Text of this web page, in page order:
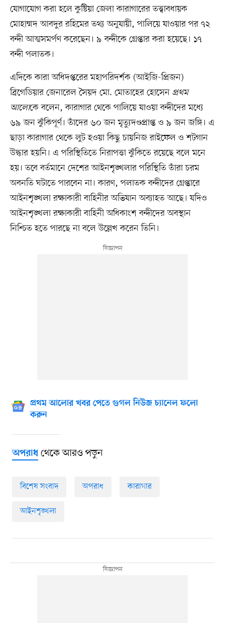
যোগাযোগ করা হলে কুষ্টিয়া জেলা কারাগারের তত্ত্বাবধায়ক
মোহাম্মদ আবদুর রহিমের তথ্য অনুযায়ী, পালিয়ে যাওয়ার পর ৭২
বন্দী আত্মসমর্পণ করেছেন। ৯ বন্দীকে গ্রেপ্তার করা হয়েছে। ১৭
বন্দী পলাতক।
এদিকে কারা অধিদপ্তরের মহাপরিদর্শক (আইজি-প্রিজন)
ব্রিগেডিয়ার জেনারেল সৈয়দ মো. মোতাহের হোসেন প্রথম
আলোকে বলেন, কারাগার থেকে পালিয়ে যাওয়া বন্দীদের মধ্যে
৬৯ জন ঝুঁকিপূর্ণ। তাঁদের ৬০ জন মৃত্যুদণ্ডপ্রাপ্ত ও ৯ জন জঙ্গি। এ
ছাড়া কারাগার থেকে লুট হওয়া কিছু চায়নিজ রাইফেল ও শটগান
উদ্ধার হয়নি। এ পরিস্থিতিতে নিরাপত্তা ঝুঁকিতে রয়েছে বলে মনে
হয়। তবে বর্তমানে দেশের আইনশৃঙ্খলার পরিস্থিতি তাঁরা চরম
অবনতি ঘটাতে পারবেন না। কারণ, পলাতক বন্দীদের গ্রেপ্তারে
আইনশৃঙ্খলা রক্ষাকারী বাহিনীর অভিযান অব্যাহত আছে। যদিও
আইনশৃঙ্খলা রক্ষাকারী বাহিনী অধিকাংশ বন্দীদের অবস্থান
নিশ্চিত হতে পারছে না বলে উল্লেখ করেন তিনি।
প্রথম আলোর খবর পেতে গুগল নিউজ চ্যানেল ফলো
করুন
অপরাধথেকে আরও পড়ুন
বিশেষ সংবাদ অপরাধ কারাগার
আইনশৃঙ্খলা